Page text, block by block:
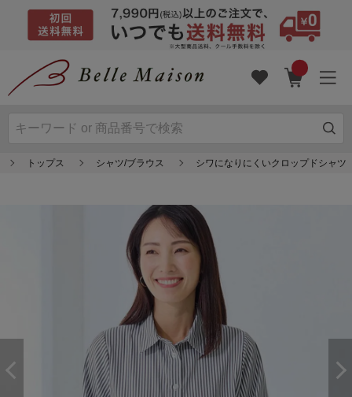
トップス シャツ/ブラウス シワになりにくいクロップドシャツ